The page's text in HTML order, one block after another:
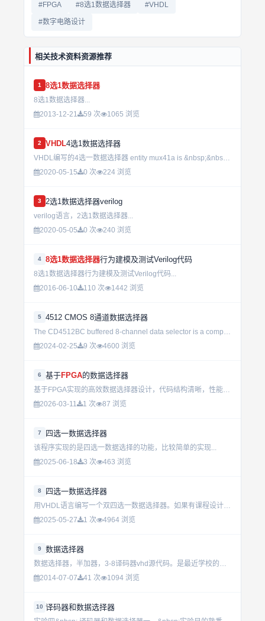
#FPGA #8选1数据选择器 #VHDL
#数字电路设计
相关技术资料资源推荐
1 8选1数据选择器
8选1数据选择器...
2013-12-21
59 次 1065 浏览
2 VHDL4选1数据选择器
VHDL编写的4选一数据选择器 entity mux41a is &nbsp;&nbsp;&nbsp;&nbsp;&nbsp;&nbsp; port(a,b:in std_...
2020-05-15
0 次 224 浏览
3 2选1数据选择器verilog
verilog语言，2选1数据选择器...
2020-05-05
0 次 240 浏览
4 8选1数据选择器行为建模及测试Verilog代码
8选1数据选择器行为建模及测试Verilog代码...
2016-06-10
110 次 1442 浏览
5 4512 CMOS 8通道数据选择器
The CD4512BC buffered 8-channel data selector is a complementaryMOS (CMOS) circuit constructed w...
2024-02-25
9 次 4600 浏览
6 基于FPGA的数据选择器
基于FPGA实现的高效数据选择器设计，代码结构清晰，性能稳定，适用于高速数据处理场景。工程师可直接复用核心逻辑，提升开发效率。...
2026-03-11
1 次 87 浏览
7 四选一数据选择器
该程序实现的是四选一数据选择的功能，比较简单的实现...
2025-06-18
3 次 463 浏览
8 四选一数据选择器
用VHDL语言编写一个双四选一数据选择器。如果有课程设计的报告，可以用到...
2025-05-27
1 次 4964 浏览
9 数据选择器
数据选择器，半加器，3-8译码器vhd源代码。是最近学校的实验内容。我要成会员，所以都发上来供大家参考。...
2014-07-07
41 次 1094 浏览
10 译码器和数据选择器